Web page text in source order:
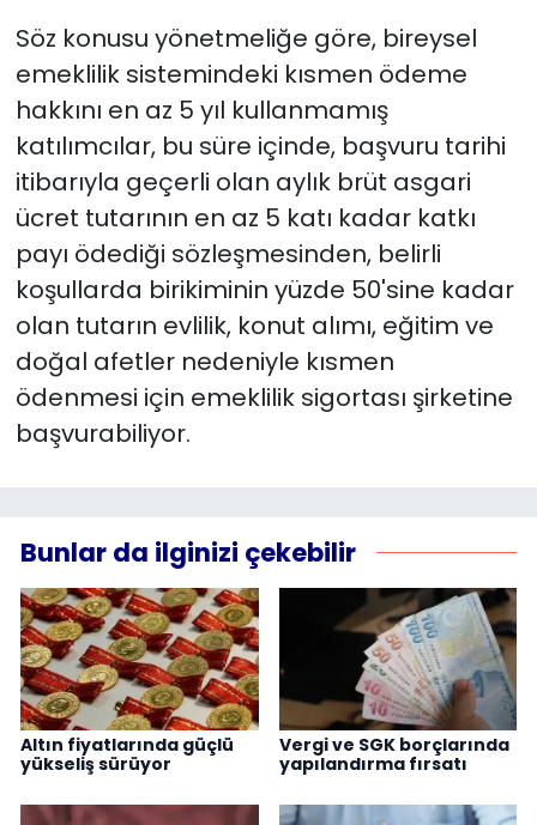
Söz konusu yönetmeliğe göre, bireysel
emeklilik sistemindeki kısmen ödeme
hakkını en az 5 yıl kullanmamış
katılımcılar, bu süre içinde, başvuru tarihi
itibarıyla geçerli olan aylık brüt asgari
ücret tutarının en az 5 katı kadar katkı
payı ödediği sözleşmesinden, belirli
koşullarda birikiminin yüzde 50'sine kadar
olan tutarın evlilik, konut alımı, eğitim ve
doğal afetler nedeniyle kısmen
ödenmesi için emeklilik sigortası şirketine
başvurabiliyor.
Bunlar da ilginizi çekebilir
Altın fiyatlarında güçlü
yükseliş sürüyor
Vergi ve SGK borçlarında
yapılandırma fırsatı